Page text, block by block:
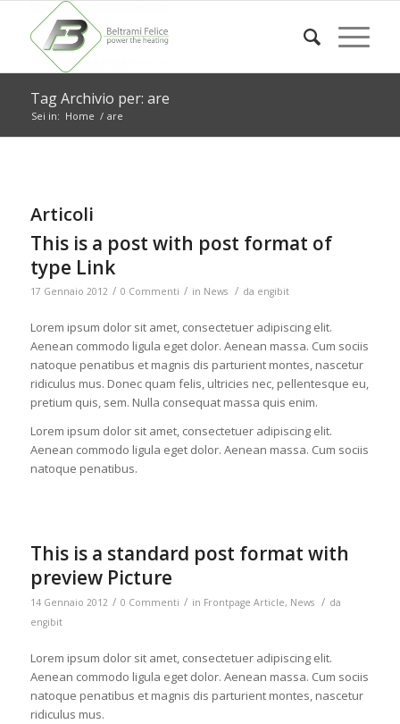
Tag Archivio per: are
Sei in: Home / are
Articoli
This is a post with post format of
type Link
17 Gennaio 2012 / 0 Commenti / in News / da engibit
Lorem ipsum dolor sit amet, consectetuer adipiscing elit.
Aenean commodo ligula eget dolor. Aenean massa. Cum sociis
natoque penatibus et magnis dis parturient montes, nascetur
ridiculus mus. Donec quam felis, ultricies nec, pellentesque eu,
pretium quis, sem. Nulla consequat massa quis enim.
Lorem ipsum dolor sit amet, consectetuer adipiscing elit.
Aenean commodo ligula eget dolor. Aenean massa. Cum sociis
natoque penatibus.
This is a standard post format with
preview Picture
14 Gennaio 2012 / 0 Commenti / in Frontpage Article, News / da
engibit
Lorem ipsum dolor sit amet, consectetuer adipiscing elit.
Aenean commodo ligula eget dolor. Aenean massa. Cum sociis
natoque penatibus et magnis dis parturient montes, nascetur
ridiculus mus.